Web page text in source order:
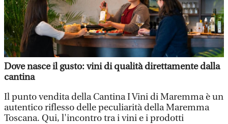
Dove nasce il gusto: vini di qualità direttamente dalla
cantina
Il punto vendita della Cantina I Vini di Maremma è un
autentico riflesso delle peculiarità della Maremma
Toscana. Qui, l'incontro tra i vini e i prodotti